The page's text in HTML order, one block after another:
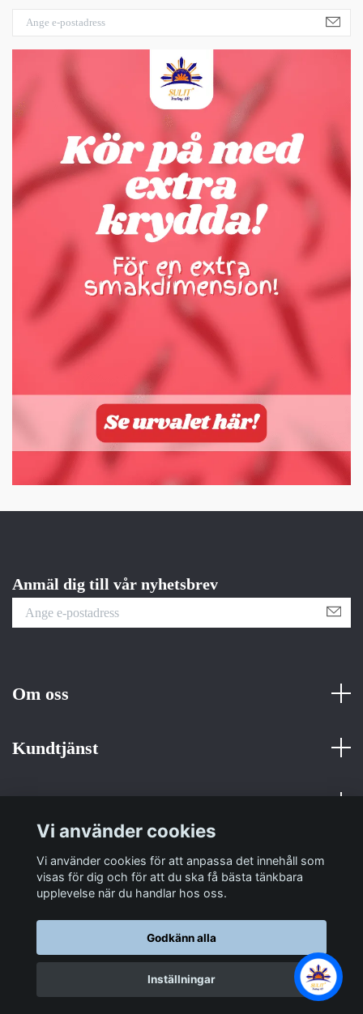
Anmäl dig till vår nyhetsbrev
Om oss
Kundtjänst
Sociala medier
© 2026 Sulit Trading
Vi använder cookies
Vi använder cookies för att anpassa det innehåll som
visas för dig och för att du ska få bästa tänkbara
upplevelse när du handlar hos oss.
Godkänn alla
Inställningar